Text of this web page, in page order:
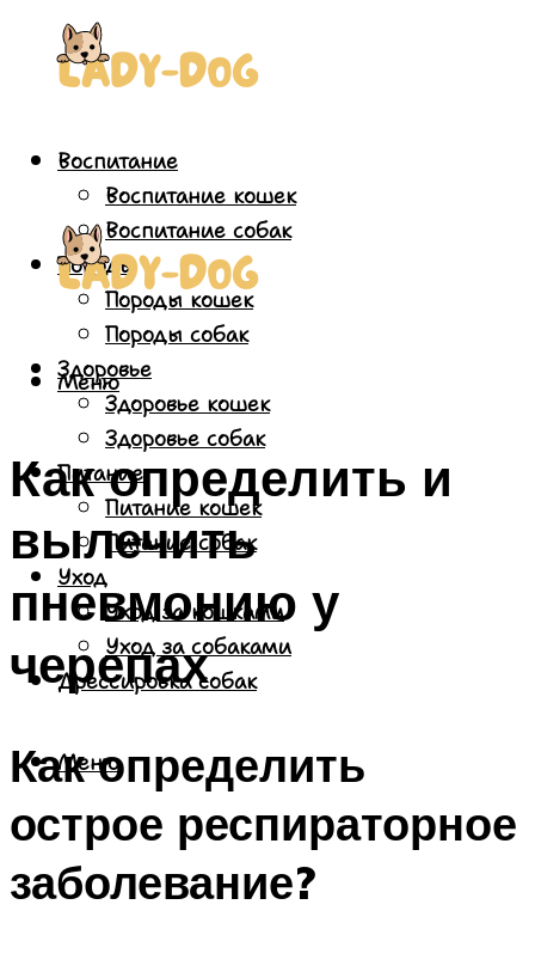
Воспитание
Воспитание кошек
Воспитание собак
Породы
Породы кошек
Породы собак
Здоровье
Здоровье кошек
Здоровье собак
Питание
Питание кошек
Питание собак
Уход
Уход за кошками
Уход за собаками
Дрессировка собак
Меню
Меню
Как определить и
вылечить
пневмонию у
черепах
Как определить
острое респираторное
заболевание?